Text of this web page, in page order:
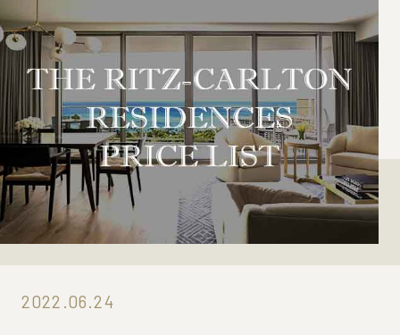
ウェブマガジン
お問い合わせ
03-6822-3235
2022.06.24